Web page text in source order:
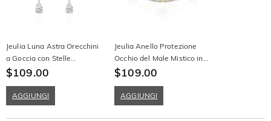
Jeulia Luna Astra Orecchini
a Goccia con Stelle
Celestiali
$109.00
AGGIUNGI
Jeulia Anello Protezione
Occhio del Male Mistico in
Oro e Argento Sterling
$109.00
AGGIUNGI